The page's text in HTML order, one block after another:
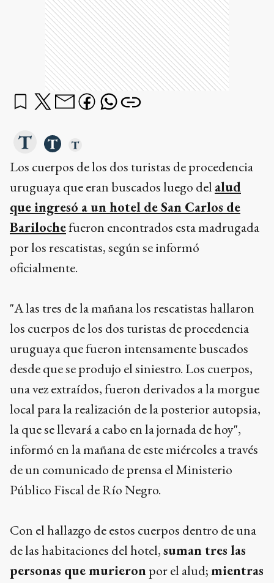
Los cuerpos de los dos turistas de procedencia
uruguaya que eran buscados luego del alud
que ingresó a un hotel de San Carlos de
Barilochefueron encontrados esta madrugada
por los rescatistas, según se informó
oficialmente.
"A las tres de la mañana los rescatistas hallaron
los cuerpos de los dos turistas de procedencia
uruguaya que fueron intensamente buscados
desde que se produjo el siniestro. Los cuerpos,
una vez extraídos, fueron derivados a la morgue
local para la realización de la posterior autopsia,
la que se llevará a cabo en la jornada de hoy",
informó en la mañana de este miércoles a través
de un comunicado de prensa el Ministerio
Público Fiscal de Río Negro.
Con el hallazgo de estos cuerpos dentro de una
de las habitaciones del hotel,suman tres las
personas que murieronpor el alud;mientras